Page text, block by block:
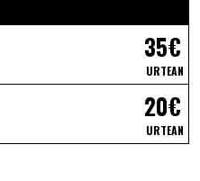
35€
URTEAN
20€
URTEAN